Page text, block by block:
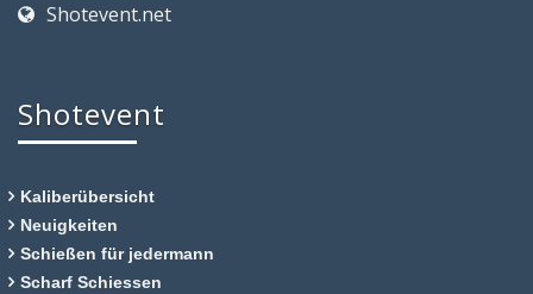
Shotevent.net
Shotevent
Kaliberübersicht
Neuigkeiten
Schießen für jedermann
Scharf Schiessen